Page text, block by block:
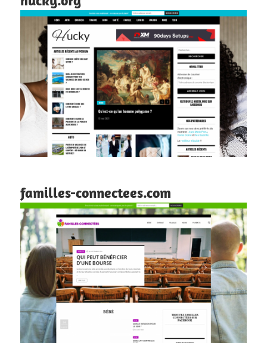
familles-connectees.com